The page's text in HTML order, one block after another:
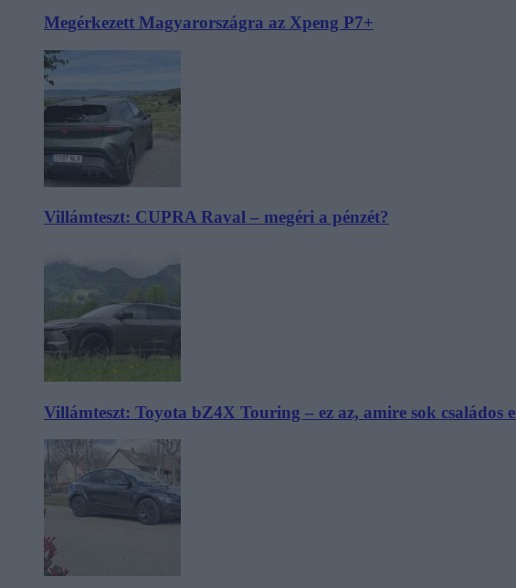
Megérkezett Magyarországra az Xpeng P7+
Villámteszt: CUPRA Raval – megéri a pénzét?
Villámteszt: Toyota bZ4X Touring – ez az, amire sok családos